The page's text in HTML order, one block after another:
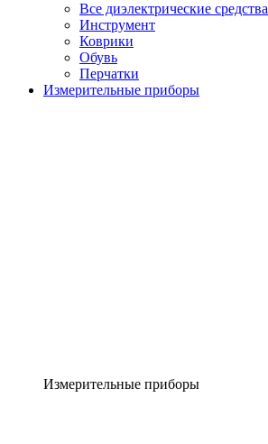
Все диэлектрические средства
Инструмент
Коврики
Обувь
Перчатки
Измерительные приборы
Измерительные приборы